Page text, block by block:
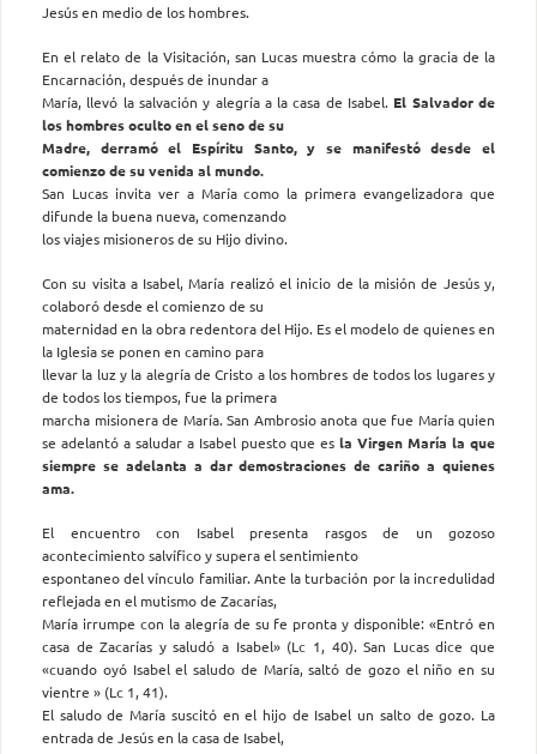
Jesús en medio de los hombres.
En el relato de la Visitación, san Lucas muestra cómo la gracia de la
Encarnación, después de inundar a
María, llevó la salvación y alegría a la casa de Isabel. El Salvador de
los hombres oculto en el seno de su
Madre, derramó el Espíritu Santo, y se manifestó desde el
comienzo de su venida al mundo.
San Lucas invita ver a María como la primera evangelizadora que
difunde la buena nueva, comenzando
los viajes misioneros de su Hijo divino.
Con su visita a Isabel, María realizó el inicio de la misión de Jesús y,
colaboró desde el comienzo de su
maternidad en la obra redentora del Hijo. Es el modelo de quienes en
la Iglesia se ponen en camino para
llevar la luz y la alegría de Cristo a los hombres de todos los lugares y
de todos los tiempos, fue la primera
marcha misionera de María. San Ambrosio anota que fue María quien
se adelantó a saludar a Isabel puesto que esla Virgen María la que
siempre se adelanta a dar demostraciones de cariño a quienes
ama.
El encuentro con Isabel presenta rasgos de un gozoso
acontecimiento salvífico y supera el sentimiento
espontaneo del vínculo familiar. Ante la turbación por la incredulidad
reflejada en el mutismo de Zacarías,
María irrumpe con la alegría de su fe pronta y disponible: «Entró en
casa de Zacarías y saludó a Isabel» (Lc 1, 40). San Lucas dice que
«cuando oyó Isabel el saludo de María, saltó de gozo el niño en su
vientre » (Lc 1, 41).
El saludo de María suscitó en el hijo de Isabel un salto de gozo. La
entrada de Jesús en la casa de Isabel,